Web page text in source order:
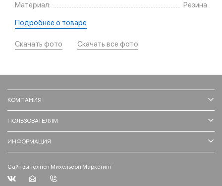
Материал:
Резина
Подробнее о товаре
Скачать фото Скачать все фото
КОМПАНИЯ
ПОЛЬЗОВАТЕЛЯМ
ИНФОРМАЦИЯ
Сайт выполнен Михельсон Маркетинг